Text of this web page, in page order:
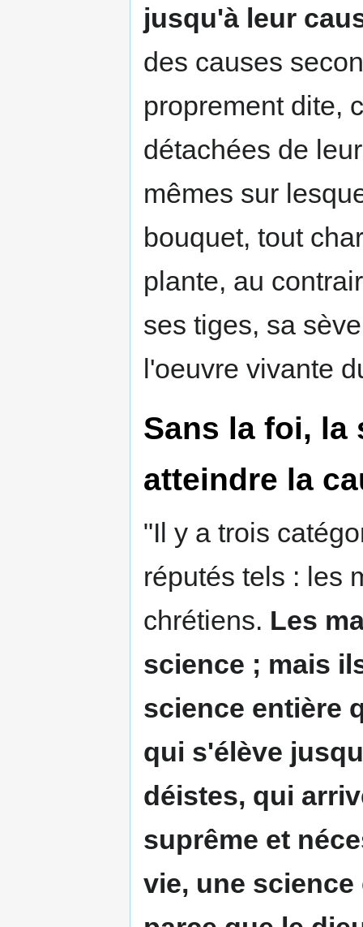
jusqu'à leur
des causes
proprement dite,
détachées de
mêmes sur
bouquet, tout
plante, au
ses tiges, sa
l'oeuvre vivante
Sans la foi, la
atteindre la
"Il y a trois
réputés tels : les
chrétiens. Les
science ; mais
science entière
qui s'élève
déistes, qui
suprême et
vie, une